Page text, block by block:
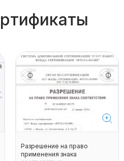
Разрешение на право
применения знака